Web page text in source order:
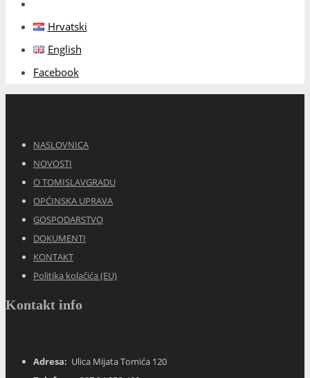
Hrvatski
English
Facebook
NASLOVNICA
NOVOSTI
O TOMISLAVGRADU
OPĆINSKA UPRAVA
GOSPODARSTVO
DOKUMENTI
KONTAKT
Politika kolačića (EU)
Kontakt info
Adresa: Ulica Mijata Tomića 120